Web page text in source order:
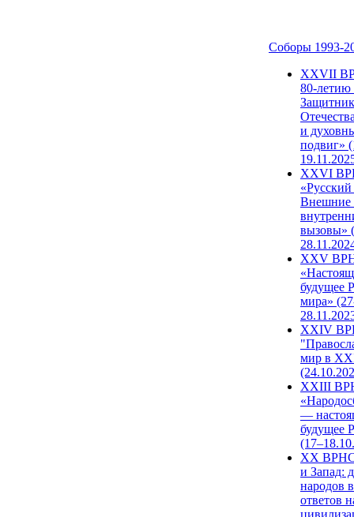
Соборы 1993-
ХХVII
80-
и
подвиг»
XXVI
Внешние
вызовы»
XXV
будущее
мира»
XXIV
мир в
XXIII
—
будущее
XX ВРНС
и Запад:
народов
ответов